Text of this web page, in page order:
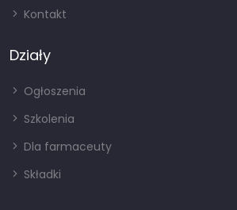
Kontakt
Działy
Ogłoszenia
Szkolenia
Dla farmaceuty
Składki